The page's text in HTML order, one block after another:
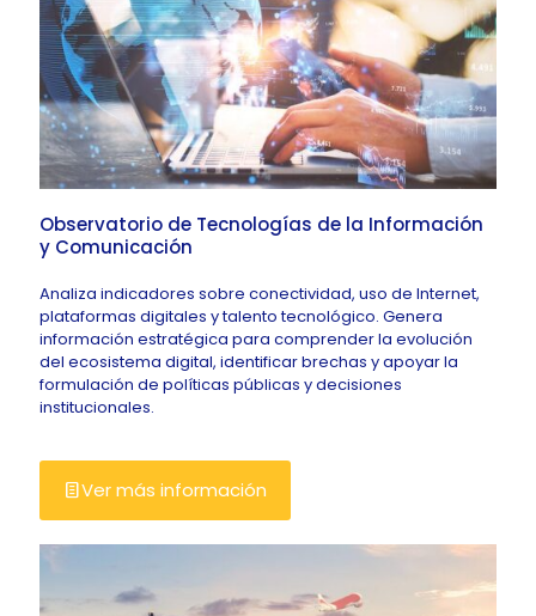
Observatorio de Tecnologías de la Información
y Comunicación
Analiza indicadores sobre conectividad, uso de Internet,
plataformas digitales y talento tecnológico. Genera
información estratégica para comprender la evolución
del ecosistema digital, identificar brechas y apoyar la
formulación de políticas públicas y decisiones
institucionales.
Ver más información